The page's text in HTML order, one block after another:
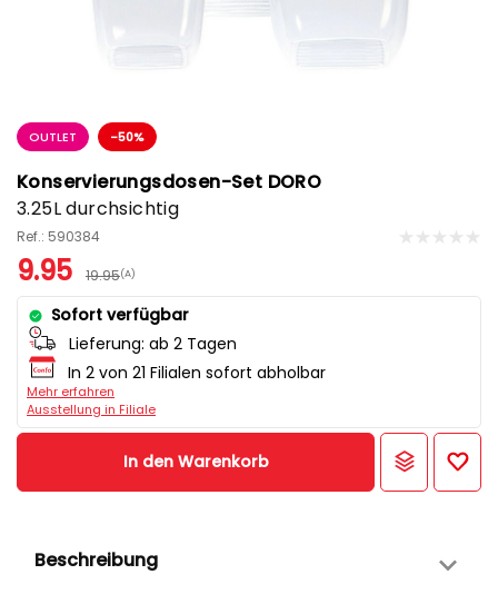
OUTLET -50%
Konservierungsdosen-Set DORO
3.25L durchsichtig
Ref.: 590384
9.95 19.95(A)
Sofort verfügbar
Lieferung: ab 2 Tagen
In 2 von 21 Filialen sofort abholbar
Mehr erfahren
Ausstellung in Filiale
In den Warenkorb
Beschreibung